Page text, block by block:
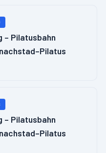
– Pilatusbahn
– Pilatusbahn